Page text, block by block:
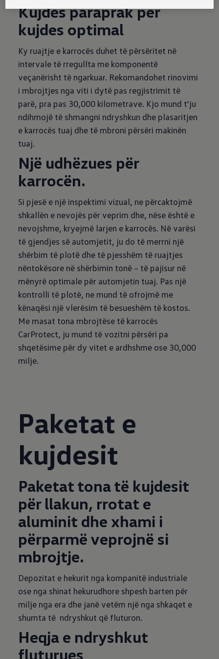
Kujdes paraprak për
kujdes optimal
Ky ruajtje e karrocës duhet të përsëritet në
intervale të rregullta me komponentë
veçanërisht të ngarkuar. Rekomandohet rinovimi
i mbrojtjes nga viti i dytë pas regjistrimit të
parë, pra pas 30,000 kilometrave. Kjo mund t'ju
ndihmojë të shmangni ndryshkun dhe plasaritjen
e karrocës tuaj dhe të mbroni përsëri makinën
tuaj.
Një udhëzues për
karrocën.
Si pjesë e një inspektimi vizual, ne përcaktojmë
shkallën e nevojës për veprim dhe, nëse është e
nevojshme, kryejmë larjen e karrocës. Në varësi
të gjendjes së automjetit, ju do të merrni një
shërbim të plotë dhe të pjesshëm të ruajtjes
nëntokësore në shërbimin tonë – të pajisur në
mënyrë optimale për automjetin tuaj. Pas një
kontrolli të plotë, ne mund të ofrojmë me
kënaqësi një vlerësim të besueshëm të kostos.
Me masat tona mbrojtëse të karrocës
CarProtect, ju mund të vozitni përsëri pa
shqetësime për dy vitet e ardhshme ose 30,000
milje.
Paketat e
kujdesit
Paketat tona të kujdesit
për llakun, rrotat e
aluminit dhe xhami i
përparmë veprojnë si
mbrojtje.
Depozitat e hekurit nga kompanitë industriale
ose nga shinat hekurudhore shpesh barten për
milje nga era dhe janë vetëm një nga shkaqet e
shumta të ndryshkut që fluturon.
Heqja e ndryshkut
fluturues